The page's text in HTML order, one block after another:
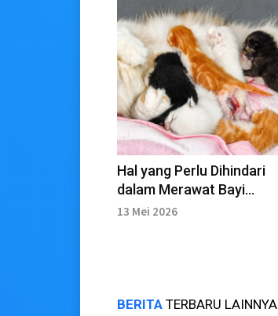
Hal yang Perlu Dihindari
dalam Merawat Bayi
Kucing
13 Mei 2026
BERITA TERBARU LAINNYA